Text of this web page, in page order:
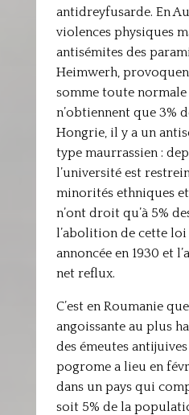
antidreyfusarde. En
violences physiques
antisémites des
Heimwerh,
somme toute
n’obtiennent que 3%
Hongrie, il y a un
type maurrassien :
l’université est
minorités ethniques
n’ont droit qu’à 5%
l’abolition de cette
annoncée en 1930 et
net reflux.
C’est en Roumanie
angoissante au plus
des émeutes
pogrome a lieu en
dans un pays qui
soit 5% de la